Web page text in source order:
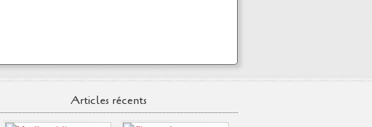
Articles récents